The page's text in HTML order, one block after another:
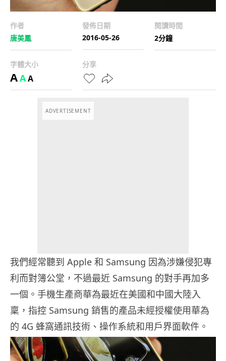
作者
唐美鳳
發佈日期
2016-05-26
閱讀時間
2分鐘
字體大小
AAA
分享
ADVERTISEMENT
我們經常聽到 Apple 和 Samsung 因為涉嫌侵犯專
利而對簿公堂，不過最近 Samsung 的對手再加多
一個。手機生產商華為最近在美國和中國大陸入
稟，指控 Samsung 銷售的產品未經授權使用華為
的 4G 蜂窩通訊技術、操作系統和用戶界面軟件。